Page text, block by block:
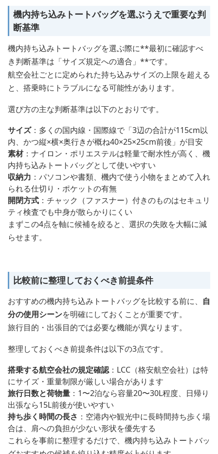
機内持ち込みトートバッグを選ぶうえで重要な判
断基準
機内持ち込みトートバッグを選ぶ際に**最初に確認すべ
き判断基準は「サイズ規定への適合」**です。
航空会社ごとに定められた持ち込みサイズの上限を超える
と、搭乗時にトラブルになる可能性があります。
選び方の主な判断基準は以下のとおりです。
サイズ：多くの国内線・国際線で「3辺の合計が115cm以
内、かつ縦×横×奥行きが概ね40×25×25cm前後」が目安
素材：ナイロン・ポリエステルは軽量で耐水性が高く、機
内持ち込みトートバッグとして使いやすい
収納力 ：パソコンや書類、機内で使う小物をまとめて入れ
られる仕切り・ポケットの有無
開閉方式 ：チャック（ファスナー）付きのものはセキュリ
ティ検査でも中身が散らかりにくい
まずこの4点を軸に候補を絞ると、選択の失敗を大幅に減
らせます。
比較前に整理しておくべき前提条件
おすすめの機内持ち込みトートバッグを比較する前に、 自
分の使用シーンを明確にしておくことが重要です。
旅行目的・出張目的では必要な機能が異なります。
整理しておくべき前提条件は以下の3点です。
搭乗する航空会社の規定確認：LCC（格安航空会社）は特
にサイズ・重量制限が厳しい場合があります
旅行日数と荷物量 ：1〜2泊なら容量20〜30L程度、日帰り
出張なら15L前後が使いやすい
持ち歩く時間の長さ ：空港内や観光中に長時間持ち歩く場
合は、肩への負担が少ない形状を優先する
これらを事前に整理するだけで、機内持ち込みトートバッ